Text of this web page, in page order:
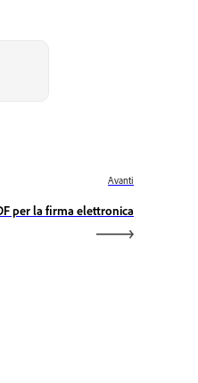
Avanti
per la firma elettronica